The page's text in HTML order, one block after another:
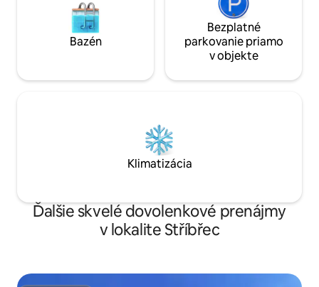
Bazén
Bezplatné
parkovanie priamo
v objekte
Klimatizácia
Ďalšie skvelé dovolenkové prenájmy
v lokalite Stříbřec